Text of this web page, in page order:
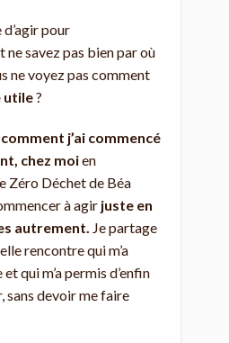
d’agir pour
ne savez pas bien par où
ne voyez pas comment
utile?
j’ai commencé
chez moien
Zéro Déchet de Béa
à agir juste en
autrement. Je partage
rencontre qui m’a
qui m’a permis d’enfin
sans devoir me faire